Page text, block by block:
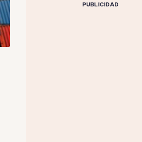
PUBLICIDAD